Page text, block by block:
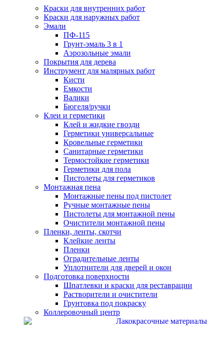
Краски для внутренних работ
Краски для наружных работ
Эмали
ПФ-115
Грунт-эмаль 3 в 1
Аэрозольные эмали
Покрытия для дерева
Инструмент для малярных работ
Кисти
Емкости
Валики
Бюгеля/ручки
Клеи и герметики
Клей и жидкие гвозди
Герметики универсальные
Кровельные герметики
Санитарные герметики
Термостойкие герметики
Герметики для пола
Пистолеты для герметиков
Монтажная пена
Монтажные пены под пистолет
Ручные монтажные пены
Пистолеты для монтажной пены
Очистители монтажной пены
Пленки, ленты, скотчи
Клейкие ленты
Пленки
Оградительные ленты
Уплотнители для дверей и окон
Подготовка поверхности
Шпатлевки и краски для реставрации
Растворители и очистители
Грунтовка под покраску
Коллеровочный центр